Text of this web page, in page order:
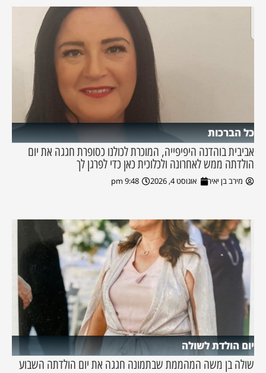
כל הברכות
אביבית בוהדנה היפיפייה, המוכרת לכולנו כסופרת חגגה את יום
הולדתה ממש לאחרונה ולכלוכית כאן כדי לפרגן לך
מירב בן יאיר אוגוסט 4, 2026 9:48 pm
יום הולדת לשולה
שולה בן משה המהממת שבתמונה חגגה את יום הולדתה השבוע